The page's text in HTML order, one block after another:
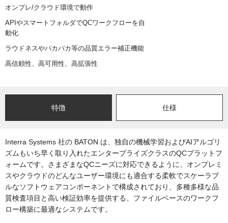
オンプレ/クラウド環境で動作
APIやスマートフォルダでQCワークフローを自
動化
ラウドネスやパカパカ等の品質エラー補正機能
高信頼性、高可用性、高拡張性
特徴 仕様
Interra Systems 社の BATON は、独自の機械学習およびAIアルゴリ
ズムもいち早く取り入れたエンタープライズクラスのQCプラットフ
ォームです。さまざまなQCニーズに対応できるように、オンプレミ
スやクラウドのどんなユーザー環境にも適合する柔軟でスケーラブ
ルなソフトウェアコンポーネントで構成されており、多種多様な品
質検査項目と高い検証効率を提供する、ファイルベースのワークフ
ロー構築に最適なシステムです。